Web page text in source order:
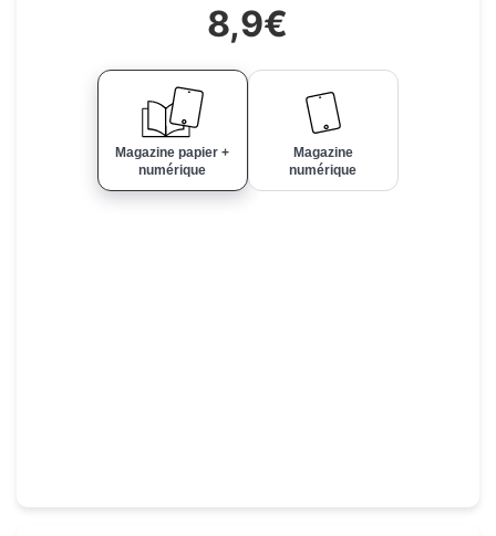
8,9€
Magazine papier +
numérique
Magazine
numérique